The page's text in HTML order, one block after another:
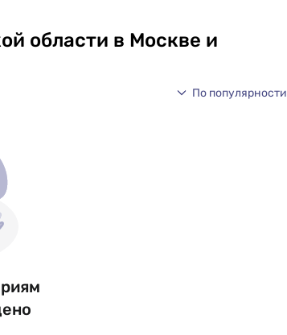
области в Москве и
По популярности